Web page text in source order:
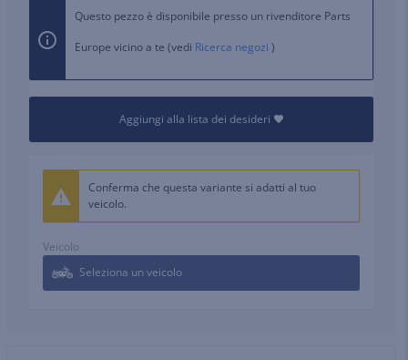
Questo pezzo è disponibile presso un rivenditore Parts
Europe vicino a te (vedi Ricerca negozi )
Aggiungi alla lista dei desideri
Conferma che questa variante si adatti al tuo
veicolo.
Veicolo
Seleziona un veicolo